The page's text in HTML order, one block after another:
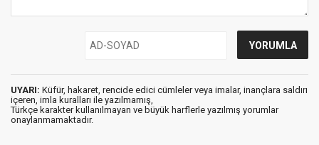
UYARI: Küfür, hakaret, rencide edici cümleler veya imalar, inançlara saldırı
içeren, imla kuralları ile yazılmamış,
Türkçe karakter kullanılmayan ve büyük harflerle yazılmış yorumlar
onaylanmamaktadır.